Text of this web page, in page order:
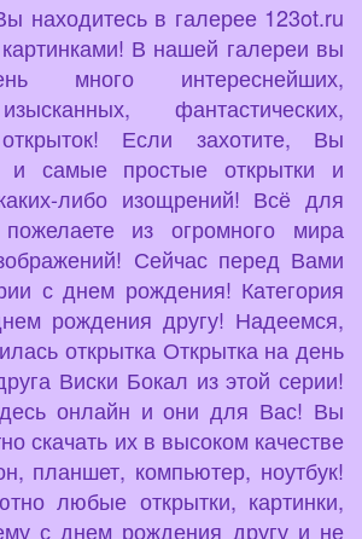
находитесь в галерее 123ot.ru
В нашей галереи вы
много интереснейших,
фантастических,
открыток! Если захотите, Вы
и самые простые открытки и
либо изощрений! Всё для
из огромного мира
Сейчас перед Вами
с днем рождения! Категория
рождения другу! Надеемся,
открытка Открытка на день
Виски Бокал из этой серии!
онлайн и они для Вас! Вы
скачать их в высоком качестве
планшет, компьютер, ноутбук!
любые открытки, картинки,
с днем рождения другу и не